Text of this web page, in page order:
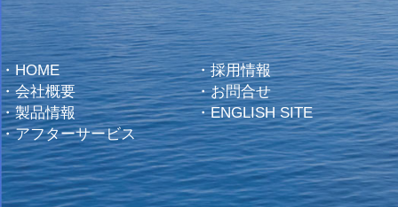
・HOME
・会社概要
・製品情報
・アフターサービス
・採用情報
・お問合せ
・ENGLISH SITE